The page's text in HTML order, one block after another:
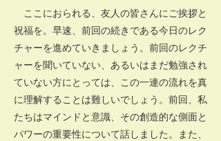
ここにおられる、友人の皆さんにご挨拶と
祝福を。早速、前回の続きである今日のレク
チャーを進めていきましょう。前回のレクチ
ャーを聞いていない、あるいはまだ勉強され
ていない方にとっては、この一連の流れを真
に理解することは難しいでしょう。前回、私
たちはマインドと意識、その創造的な側面と
パワーの重要性について話しました。また、